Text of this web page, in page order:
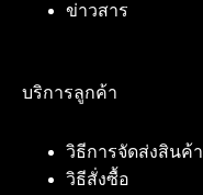
ข่าวสาร
บริการลูกค้า
วิธีการจัดส่งสินค้า
วิธีสั่งซื้อ